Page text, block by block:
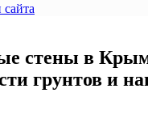
сайта
стены в
грунтов и